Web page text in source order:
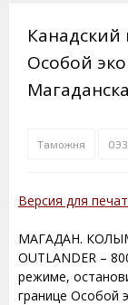
Канадский
Особой
Таможня ОЭЗ
Версия для
МАГАДАН.
OUTLANDER –
режиме,
границе Особой